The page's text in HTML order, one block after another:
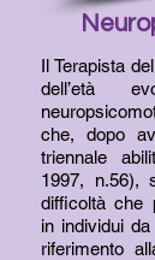
Il Terapista
dell’età
che, dopo
triennale
1997, n.56),
difficoltà che
in individui
riferimento